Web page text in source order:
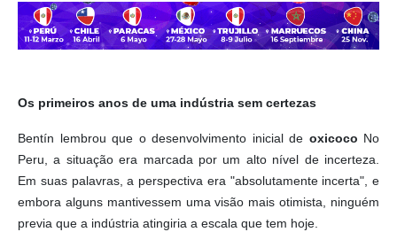
Os primeiros anos de uma indústria sem certezas
Bentín lembrou que o desenvolvimento inicial de oxicoco No
Peru, a situação era marcada por um alto nível de incerteza.
Em suas palavras, a perspectiva era "absolutamente incerta", e
embora alguns mantivessem uma visão mais otimista, ninguém
previa que a indústria atingiria a escala que tem hoje.